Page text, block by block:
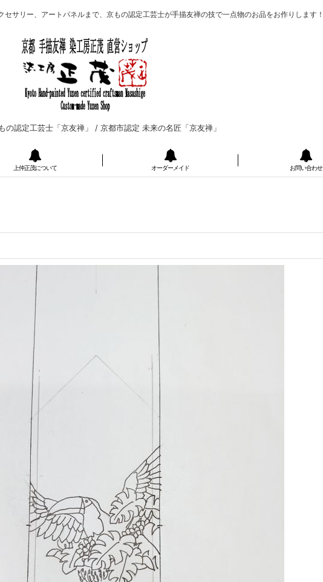
サリー、アートパネルまで、京もの認定工芸士が手描友禅の技で一点物のお品をお作りします！
の認定工芸士「京友禅」 / 京都市認定 未来の名匠「京友禅」
上仲正茂について オーダーメイド お問い合わせ